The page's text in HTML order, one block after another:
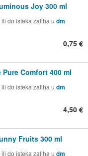
Joy 300 ml
do isteka zaliha u dm
0,75 €
Comfort 400 ml
do isteka zaliha u dm
4,50 €
Fruits 300 ml
do isteka zaliha u dm